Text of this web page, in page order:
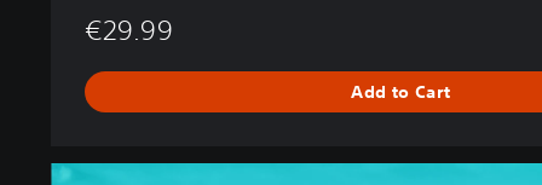
€29.99
Add to Cart